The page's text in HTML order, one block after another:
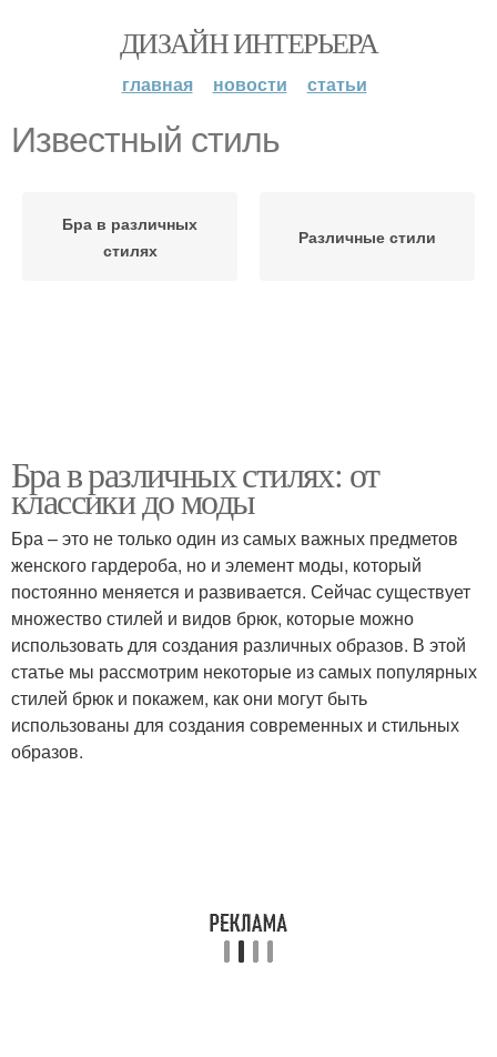
ДИЗАЙН ИНТЕРЬЕРА
главная новости статьи
Известный стиль
Бра в различных
стилях
Различные стили
Бра в различных стилях: от
классики до моды
Бра – это не только один из самых важных предметов
женского гардероба, но и элемент моды, который
постоянно меняется и развивается. Сейчас существует
множество стилей и видов брюк, которые можно
использовать для создания различных образов. В этой
статье мы рассмотрим некоторые из самых популярных
стилей брюк и покажем, как они могут быть
использованы для создания современных и стильных
образов.